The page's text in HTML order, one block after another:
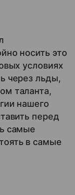
носить это
условиях
через льды,
таланта,
нашего
перед
самые
в самые